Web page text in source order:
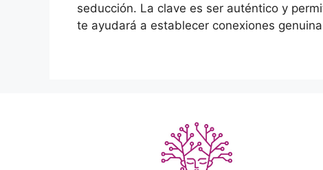
seducción. La clave es ser auténtico y
te ayudará a establecer conexiones